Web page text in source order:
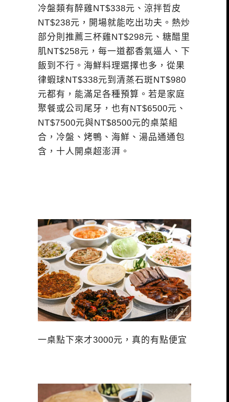
冷盤類有醉雞NT$338元、涼拌哲皮
NT$238元，開場就能吃出功夫。熱炒
部分則推薦三杯雞NT$298元、糖醋里
肌NT$258元，每一道都香氣逼人、下
飯到不行。海鮮料理選擇也多，從果
律蝦球NT$338元到清蒸石斑NT$980
元都有，能滿足各種預算。若是家庭
聚餐或公司尾牙，也有NT$6500元、
NT$7500元與NT$8500元的桌菜組
合，冷盤、烤鴨、海鮮、湯品通通包
含，十人開桌超澎湃。
一桌點下來才3000元，真的有點便宜